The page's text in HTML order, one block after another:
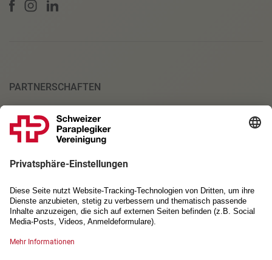
PARTNERSCHAFTEN